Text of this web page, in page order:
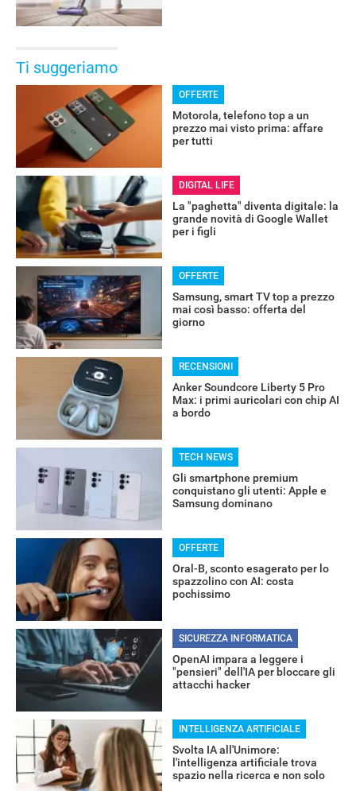
Ti suggeriamo
OFFERTE
Motorola, telefono top a un
prezzo mai visto prima: affare
per tutti
DIGITAL LIFE
La "paghetta" diventa digitale: la
grande novità di Google Wallet
per i figli
OFFERTE
Samsung, smart TV top a prezzo
mai così basso: offerta del
giorno
RECENSIONI
Anker Soundcore Liberty 5 Pro
Max: i primi auricolari con chip AI
a bordo
TECH NEWS
Gli smartphone premium
conquistano gli utenti: Apple e
Samsung dominano
OFFERTE
Oral-B, sconto esagerato per lo
spazzolino con AI: costa
pochissimo
SICUREZZA INFORMATICA
OpenAI impara a leggere i
"pensieri" dell'IA per bloccare gli
attacchi hacker
INTELLIGENZA ARTIFICIALE
Svolta IA all'Unimore:
l'intelligenza artificiale trova
spazio nella ricerca e non solo